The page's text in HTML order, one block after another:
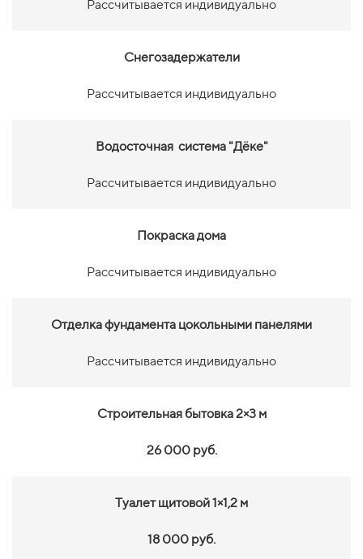
Рассчитывается индивидуально
Снегозадержатели
Рассчитывается индивидуально
Водосточная система "Дёке"
Рассчитывается индивидуально
Покраска дома
Рассчитывается индивидуально
Отделка фундамента цокольными панелями
Рассчитывается индивидуально
Строительная бытовка 2×3 м
26 000 руб.
Туалет щитовой 1×1,2 м
18 000 руб.